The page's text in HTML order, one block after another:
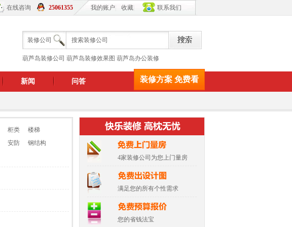
我的账户 收藏 联系我们
在线咨询 25061355
装修公司
葫芦岛装修公司 葫芦岛装修效果图 葫芦岛办公装修
新闻 问答 装修方案 免费看
柜类
楼梯
安防
钢结构
4家装修公司为您上门量房
满足您的所有个性需求
您的省钱法宝